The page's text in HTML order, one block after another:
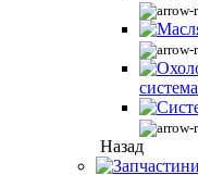
система
Назад